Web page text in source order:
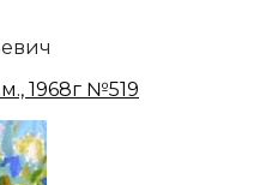
1968г №519